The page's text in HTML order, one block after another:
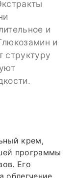
и
и
структуру
крем,
программы
Его
облегчение